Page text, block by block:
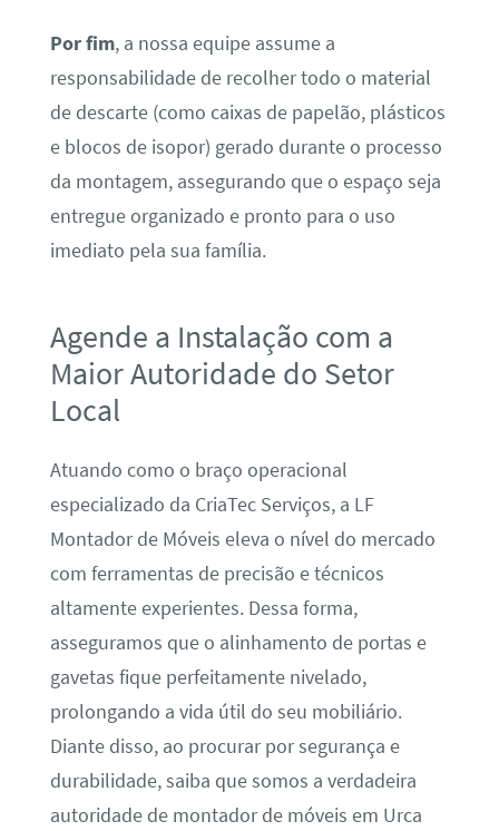
Por fim, a nossa equipe assume a
responsabilidade de recolher todo o material
de descarte (como caixas de papelão, plásticos
e blocos de isopor) gerado durante o processo
da montagem, assegurando que o espaço seja
entregue organizado e pronto para o uso
imediato pela sua família.
Agende a Instalação com a
Maior Autoridade do Setor
Local
Atuando como o braço operacional
especializado da CriaTec Serviços, a LF
Montador de Móveis eleva o nível do mercado
com ferramentas de precisão e técnicos
altamente experientes. Dessa forma,
asseguramos que o alinhamento de portas e
gavetas fique perfeitamente nivelado,
prolongando a vida útil do seu mobiliário.
Diante disso, ao procurar por segurança e
durabilidade, saiba que somos a verdadeira
autoridade de montador de móveis em Urca